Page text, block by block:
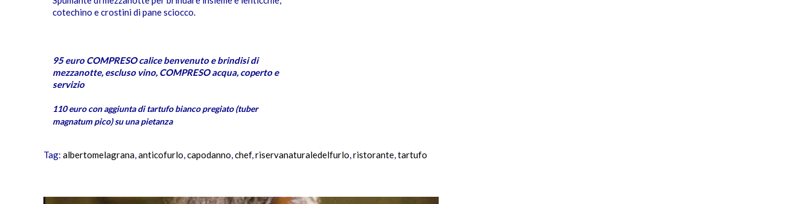
cotechino e crostini di pane sciocco.
95 euro COMPRESO calice benvenuto e brindisi di
mezzanotte, escluso vino, COMPRESO acqua, coperto e
servizio
110 euro con aggiunta di tartufo bianco pregiato (tuber
magnatum pico) su una pietanza
Tag: albertomelagrana,anticofurlo,capodanno,chef,riservanaturaledelfurlo,ristorante,tartufo